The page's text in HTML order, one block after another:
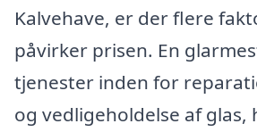
Kalvehave, er der flere
påvirker prisen. En
tjenester inden for
og vedligeholdelse af glas,